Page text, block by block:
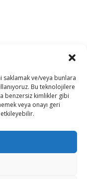
saklamak ve/veya bunlara
Bu teknolojilere
benzersiz kimlikler gibi
veya onayı geri